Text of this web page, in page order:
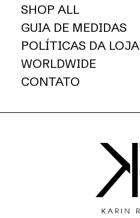
SHOP ALL
GUIA DE MEDIDAS
POLÍTICAS DA LOJA
WORLDWIDE
CONTATO